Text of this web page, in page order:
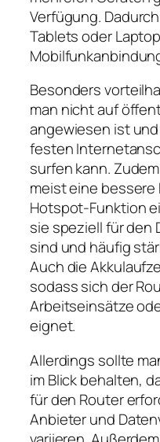
Verfügung.
Tablets oder
Besonders
man nicht auf
angewiesen ist
festen
surfen kann.
meist eine
Hotspot‑Funktion
sie speziell für den
sind und häufig
Auch die
sodass sich der
Arbeitseinsätze
eignet.
Allerdings sollte
im Blick behalten,
für den Router
Anbieter und